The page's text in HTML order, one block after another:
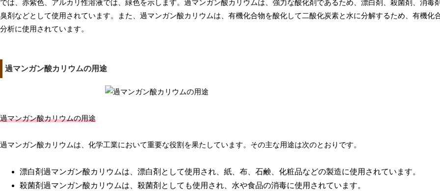
では、赤紫色、アルカリ性溶液では、緑色を示します。過マンガン酸カリウムは、強力な酸化剤であるため、漂白剤、殺菌剤、消毒
臭剤などとして使用されています。また、過マンガン酸カリウムは、有機化合物を酸化して二酸化炭素と水に分解するため、有機化
分析に使用されています。
過マンガン酸カリウムの用途
過マンガン酸カリウムの用途
過マンガン酸カリウムは、化学工業において重要な役割を果たしています。その主な用途は次のとおりです。
漂白剤過マンガン酸カリウムは、漂白剤として使用され、紙、布、石鹸、化粧品などの製造に使用されています。
殺菌剤過マンガン酸カリウムは、殺菌剤としても使用され、水や食品の消毒に使用されています。